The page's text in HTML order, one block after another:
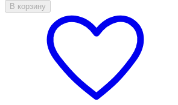
В корзину